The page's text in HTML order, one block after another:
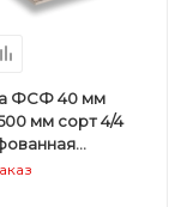
ФСФ 40 мм
мм сорт 4/4